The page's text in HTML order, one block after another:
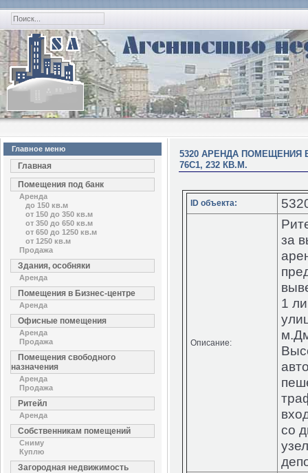
Главное меню
Главная
Помещения под банк
Аренда
до 150 кв.м
от 150 до 350 кв.м
от 350 до 650 кв.м
от 650 до 1250 кв.м
от 1250 кв.м
Продажа
Здания, особняки
Аренда
Помещения в Бизнес-центре
Аренда
Офисные помещения
Аренда
Продажа
Помещения свободного
назначения
Аренда
Продажа
Ритейл
Аренда
Собственникам помещений
Сниму
Куплю
Загородная недвижимость
5320 АРЕНДА ПОМЕЩЕНИЯ
76С1, 232 КВ.М.
ID объекта:
Описание:
за
1
со